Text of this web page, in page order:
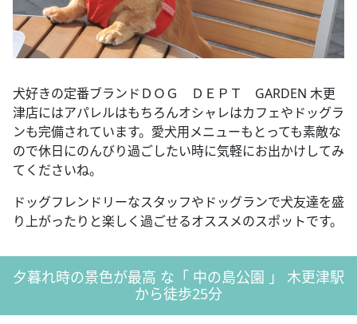
犬好きの定番ブランドＤＯＧ ＤＥＰＴ GARDEN 木更
津店にはアパレルはもちろんオシャレはカフェやドッグラ
ンも完備されています。愛犬用メニューもとっても素敵な
ので休日にのんびり過ごしたい時に気軽にお出かけしてみ
てくださいね。
ドッグフレンドリーなスタッフやドッグランで犬友達を盛
り上がったりと楽しく過ごせるオススメのスポットです。
夕暮れ時の景色が最高 な「 中の島公園 」 木更津駅
から徒歩25分